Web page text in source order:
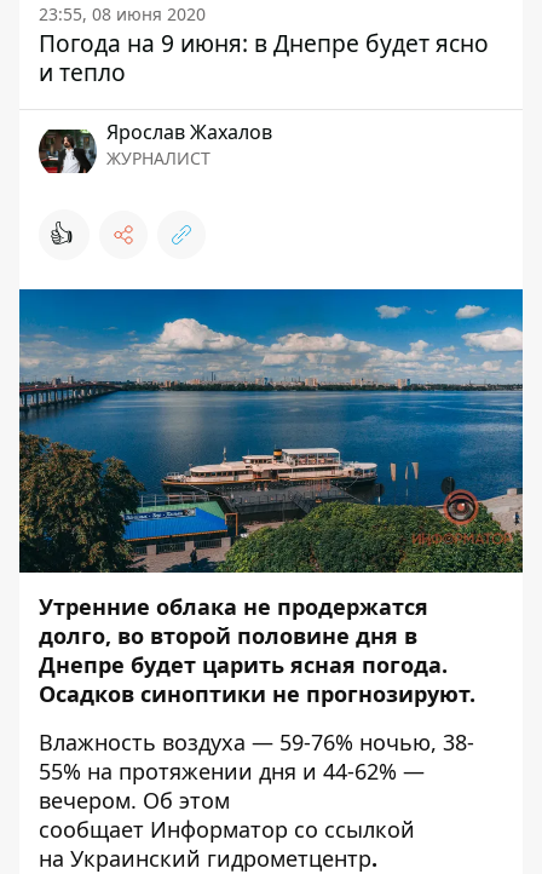
23:55, 08 июня 2020
Погода на 9 июня: в Днепре будет ясно
и тепло
Ярослав Жахалов
ЖУРНАЛИСТ
👍
Утренние облака не продержатся
долго, во второй половине дня в
Днепре будет царить ясная погода.
Осадков синоптики не прогнозируют.
Влажность воздуха — 59-76% ночью, 38-
55% на протяжении дня и 44-62% —
вечером. Об этом
сообщает Информатор со ссылкой
на Украинский гидрометцентр.